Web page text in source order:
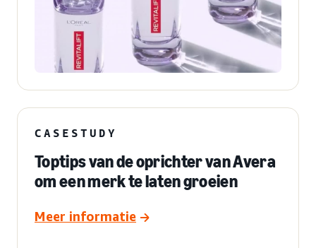
CASESTUDY
Toptips van de oprichter van Avera
om een merk te laten groeien
Meer informatie